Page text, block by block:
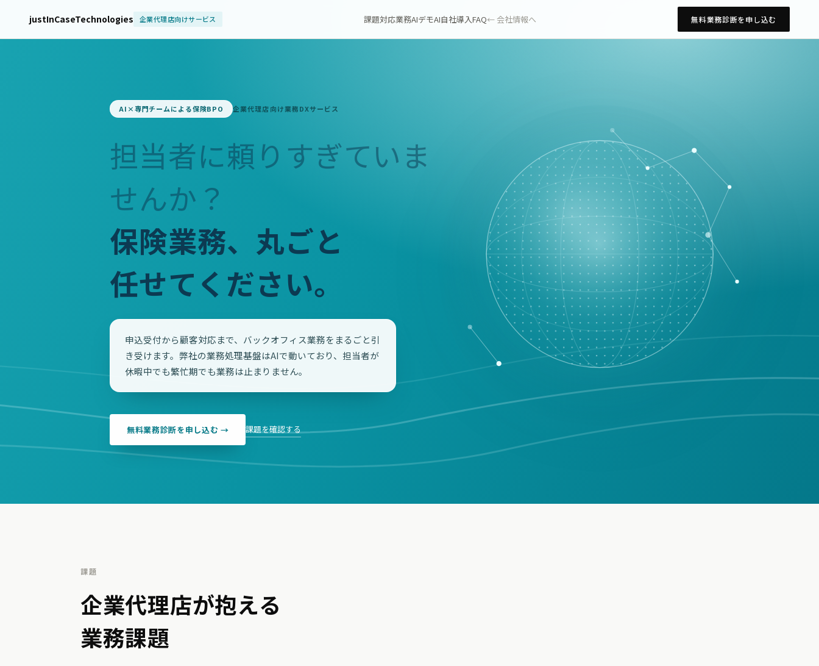
justInCaseTechnologies 企業代理店向けサービス 課題対応業務AIデモAI自社導入FAQ← 会社情報へ 無料業務診断を申し込む
AI×専門チームによる保険BPO 企業代理店向け業務DXサービス
担当者に頼りすぎていま
せんか？
保険業務、丸ごと
任せてください。
申込受付から顧客対応まで、バックオフィス業務をまるごと引
き受けます。弊社の業務処理基盤はAIで動いており、担当者が
休暇中でも繁忙期でも業務は止まりません。
無料業務診断を申し込む → 課題を確認する
課題
企業代理店が抱える
業務課題